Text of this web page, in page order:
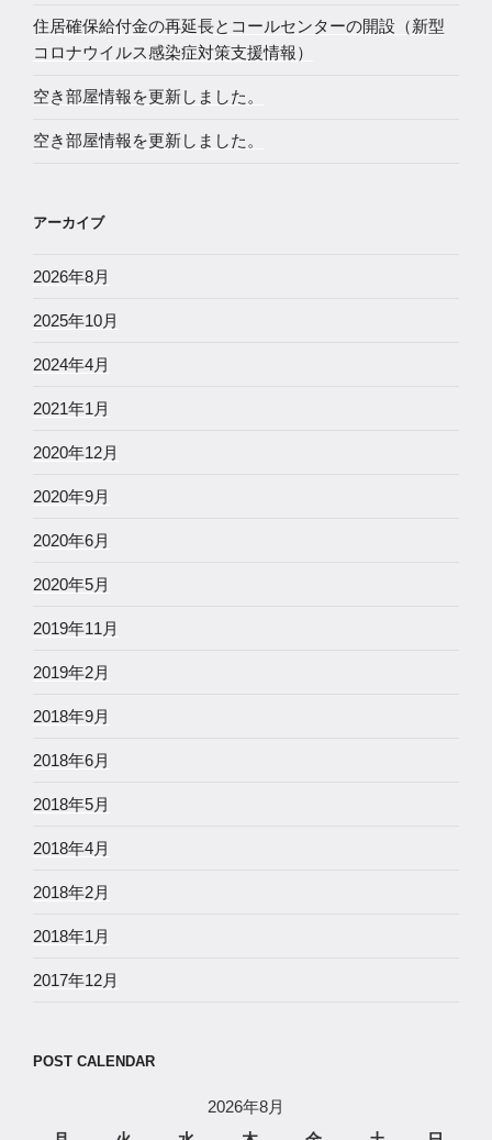
住居確保給付金の再延長とコールセンターの開設（新型
コロナウイルス感染症対策支援情報）
空き部屋情報を更新しました。
空き部屋情報を更新しました。
アーカイブ
2026年8月
2025年10月
2024年4月
2021年1月
2020年12月
2020年9月
2020年6月
2020年5月
2019年11月
2019年2月
2018年9月
2018年6月
2018年5月
2018年4月
2018年2月
2018年1月
2017年12月
POST CALENDAR
2026年8月